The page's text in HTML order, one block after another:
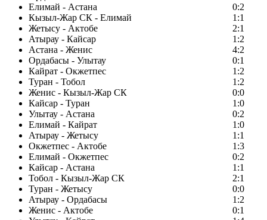
Елимай - Астана
0:2
Кызыл-Жар СК - Елимай
1:1
Жетысу - Актобе
2:1
Атырау - Кайсар
1:2
Астана - Женис
4:2
Ордабасы - Улытау
0:1
Кайрат - Окжетпес
1:2
Туран - Тобол
1:2
Женис - Кызыл-Жар СК
0:0
Кайсар - Туран
1:0
Улытау - Астана
0:2
Елимай - Кайрат
1:0
Атырау - Жетысу
1:1
Окжетпес - Актобе
1:3
Елимай - Окжетпес
0:2
Кайсар - Астана
1:1
Тобол - Кызыл-Жар СК
2:1
Туран - Жетысу
0:0
Атырау - Ордабасы
1:2
Женис - Актобе
0:1